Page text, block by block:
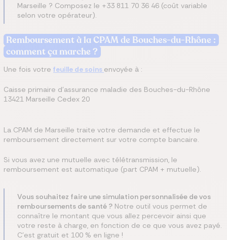
Marseille ? Composez le +33 811 70 36 46 (coût variable
selon votre opérateur).
Remboursement à la CPAM de Bouches-du-Rhône :
comment ça marche ?
Une fois votre feuille de soins envoyée à :
Caisse primaire d'assurance maladie des Bouches-du-Rhône
13421 Marseille Cedex 20
La CPAM de Marseille traite votre demande et effectue le
remboursement directement sur votre compte bancaire.
Si vous avez une mutuelle avec télétransmission, le
remboursement est automatique (part CPAM + mutuelle).
Vous souhaitez faire une simulation personnalisée de vos
remboursements de santé ? Notre outil vous permet de
connaître le montant que vous allez percevoir ainsi que
votre reste à charge, en fonction de ce que vous avez payé.
C'est gratuit et 100 % en ligne !